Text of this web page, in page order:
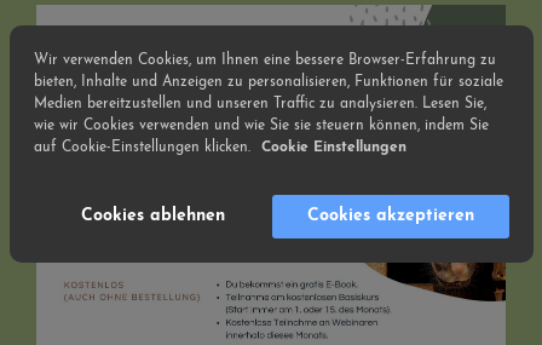
Wir verwenden Cookies, um Ihnen eine bessere Browser-Erfahrung zu
bieten, Inhalte und Anzeigen zu personalisieren, Funktionen für soziale
Medien bereitzustellen und unseren Traffic zu analysieren. Lesen Sie,
wie wir Cookies verwenden und wie Sie sie steuern können, indem Sie
auf Cookie-Einstellungen klicken.
Cookie Einstellungen
Cookies ablehnen Cookies akzeptieren